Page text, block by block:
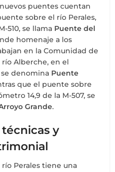
puentes cuentan
sobre el río Perales,
510, se llama Puente del
homenaje a los
en la Comunidad de
Alberche, en el
se denomina Puente
que el puente sobre
14,9 de la M-507, se
Grande.
y
Perales tiene una